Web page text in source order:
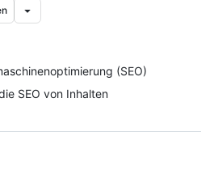
(SEO)
SEO von Inhalten